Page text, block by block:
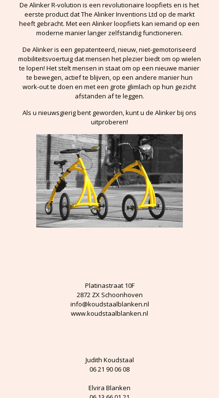
De Alinker R-volution is een revolutionaire loopfiets en is het
eerste product dat The Alinker Inventions Ltd op de markt
heeft gebracht. Met een Alinker loopfiets kan iemand op een
moderne manier langer zelfstandig functioneren.
De Alinker is een gepatenteerd, nieuw, niet-gemotoriseerd
mobiliteitsvoertuig dat mensen het plezier biedt om op wielen
te lopen! Het stelt mensen in staat om op een nieuwe manier
te bewegen, actief te blijven, op een andere manier hun
work-out te doen en met een grote glimlach op hun gezicht
afstanden af te leggen.
Als u nieuwsgierig bent geworden, kunt u de Alinker bij ons
uitproberen!
Platinastraat 10F
2872 ZX Schoonhoven
info@koudstaalblanken.nl
www.koudstaalblanken.nl
Judith Koudstaal
06 21 90 06 08
Elvira Blanken